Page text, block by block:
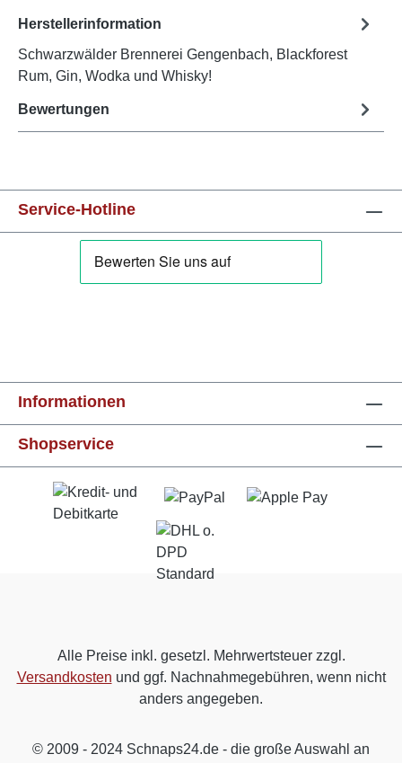
Herstellerinformation
Schwarzwälder Brennerei Gengenbach, Blackforest
Rum, Gin, Wodka und Whisky!
Bewertungen
Service-Hotline
Informationen
Shopservice
Alle Preise inkl. gesetzl. Mehrwertsteuer zzgl.
Versandkosten und ggf. Nachnahmegebühren, wenn nicht
anders angegeben.
© 2009 - 2024 Schnaps24.de - die große Auswahl an